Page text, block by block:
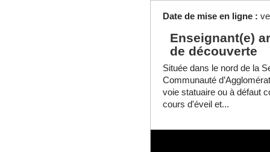
Date de mise en ligne :
Enseignant(e)
de découverte
Située dans le nord de la
Communauté
voie statuaire ou à défaut
cours d'éveil et...